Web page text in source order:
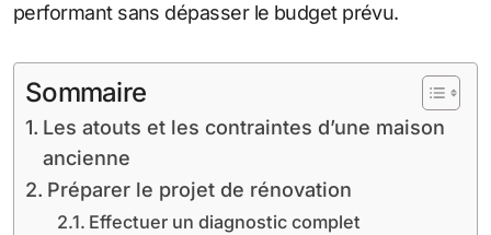
performant sans dépasser le budget prévu.
Sommaire
Les atouts et les contraintes d’une maison
ancienne
Préparer le projet de rénovation
Effectuer un diagnostic complet